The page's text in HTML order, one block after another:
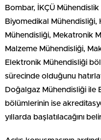
Bombar, İKÇÜ
Biyomedikal Mühendisliği,
Mühendisliği, Mekatronik
Malzeme Mühendisliği,
Elektronik Mühendisliği
sürecinde olduğunu
Doğalgaz Mühendisliği ile
bölümlerinin ise
yıllarda başlatılacağını